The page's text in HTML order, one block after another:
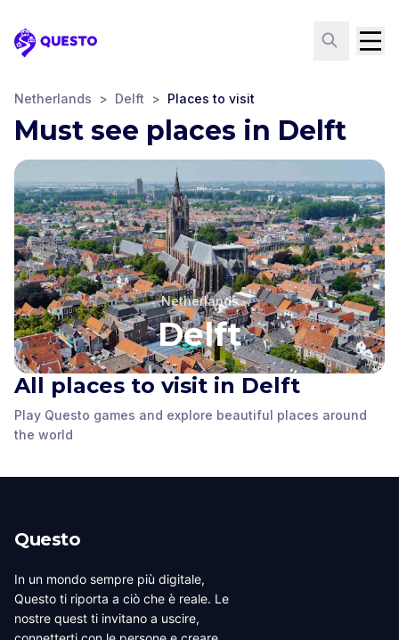
Questo
Netherlands > Delft > Places to visit
Must see places in Delft
Netherlands
Delft
All places to visit in Delft
Play Questo games and explore beautiful places around
the world
Stadhuis Delft
Delft,Netherlands
Delft Windmill de Roos
Koornmarkt
Questo
In un mondo sempre più digitale,
Questo ti riporta a ciò che è reale. Le
nostre quest ti invitano a uscire,